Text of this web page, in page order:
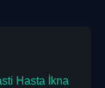
Hasta İkna